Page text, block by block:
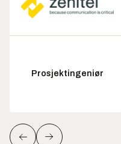
Prosjektingeniør